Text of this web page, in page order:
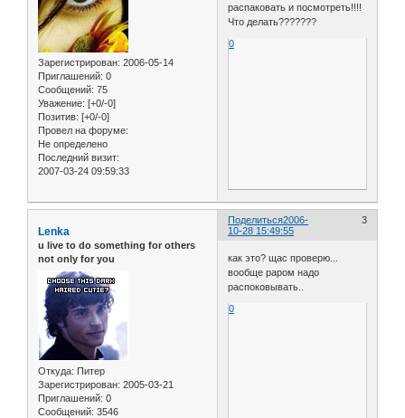
Зарегистрирован: 2006-05-14
Приглашений: 0
Сообщений: 75
Уважение: [+0/-0]
Позитив: [+0/-0]
Провел на форуме:
Не определено
Последний визит:
2007-03-24 09:59:33
распаковать и посмотреть!!!!
Что делать???????
0
Поделиться 3
2006-
10-28 15:49:55
Lenka
u live to do something for others
not only for you
Откуда: Питер
Зарегистрирован: 2005-03-21
Приглашений: 0
Сообщений: 3546
как это? щас проверю...
вообще раром надо
распоковывать..
0